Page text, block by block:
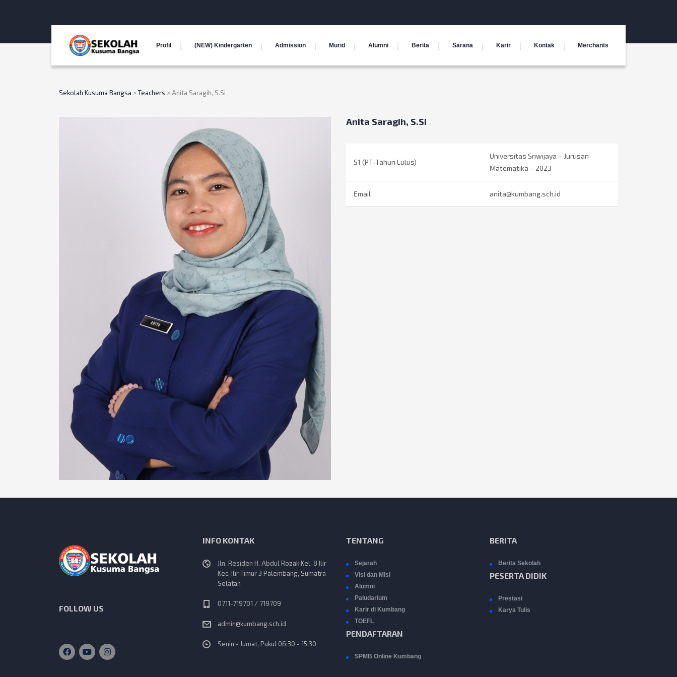
Profil (NEW) Kindergarten Admission Murid Alumni Berita Sarana Karir Kontak Merchants
Sekolah Kusuma Bangsa >Teachers > Anita Saragih, S.Si
Anita Saragih, S.Si
S1 (PT-Tahun Lulus)
Universitas Sriwijaya – Jurusan
Matematika – 2023
Email anita@kumbang.sch.id
FOLLOW US
INFO KONTAK
Jln. Residen H. Abdul Rozak Kel. 8 Ilir
Kec. Ilir Timur 3 Palembang, Sumatra
Selatan
0711-719701 / 719709
admin@kumbang.sch.id
Senin - Jumat, Pukul 06:30 - 15:30
TENTANG
Sejarah
Visi dan Misi
Alumni
Paludarium
Karir di Kumbang
TOEFL
PENDAFTARAN
SPMB Online Kumbang
BERITA
Berita Sekolah
PESERTA DIDIK
Prestasi
Karya Tulis